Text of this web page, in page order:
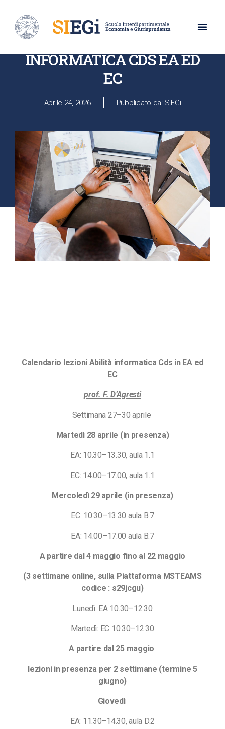
UNIVERSITÀ DEGLI STUDI DI NAPOLI PARTHENOPE
INFORMATICA CDS EA ED
EC
Aprile 24, 2026 Pubblicato da: SIEGi
Calendario lezioni Abilità informatica Cds in EA ed
EC
prof. F. D’Agresti
Settimana 27–30 aprile
Martedì 28 aprile (in presenza)
EA: 10.30–13.30, aula 1.1
EC: 14.00–17.00, aula 1.1
Mercoledì 29 aprile (in presenza)
EC: 10.30–13.30 aula B.7
EA: 14.00–17.00 aula B.7
A partire dal 4 maggio fino al 22 maggio
(3 settimane online, sulla Piattaforma MSTEAMS
codice : s29jcgu)
Lunedì: EA 10.30–12.30
Martedì: EC 10.30–12.30
A partire dal 25 maggio
lezioni in presenza per 2 settimane (termine 5
giugno)
Giovedì
EA: 11.30–14.30, aula D.2